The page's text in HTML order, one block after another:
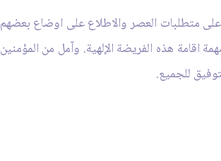
على متطلبات العصر والاطلاع على اوضاع بعضهم
هذه الفريضة الإلهية. وآمل من المؤمنين
للجميع.